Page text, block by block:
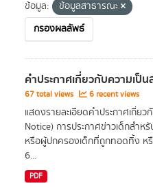
ข้อมูล:
ข้อมูลสาธารณะ
กรองผลลัพธ์
คำประกาศเกี่ยวกับความเป็
67 total views 6 recent views
แสดงรายละเอียดคำประกาศเกี่ย
Notice) การประกาศข่าวเด็กสำห
หรือผู้ปกครองเด็กที่ถูกทอดทิ้ง ห
6...
PDF